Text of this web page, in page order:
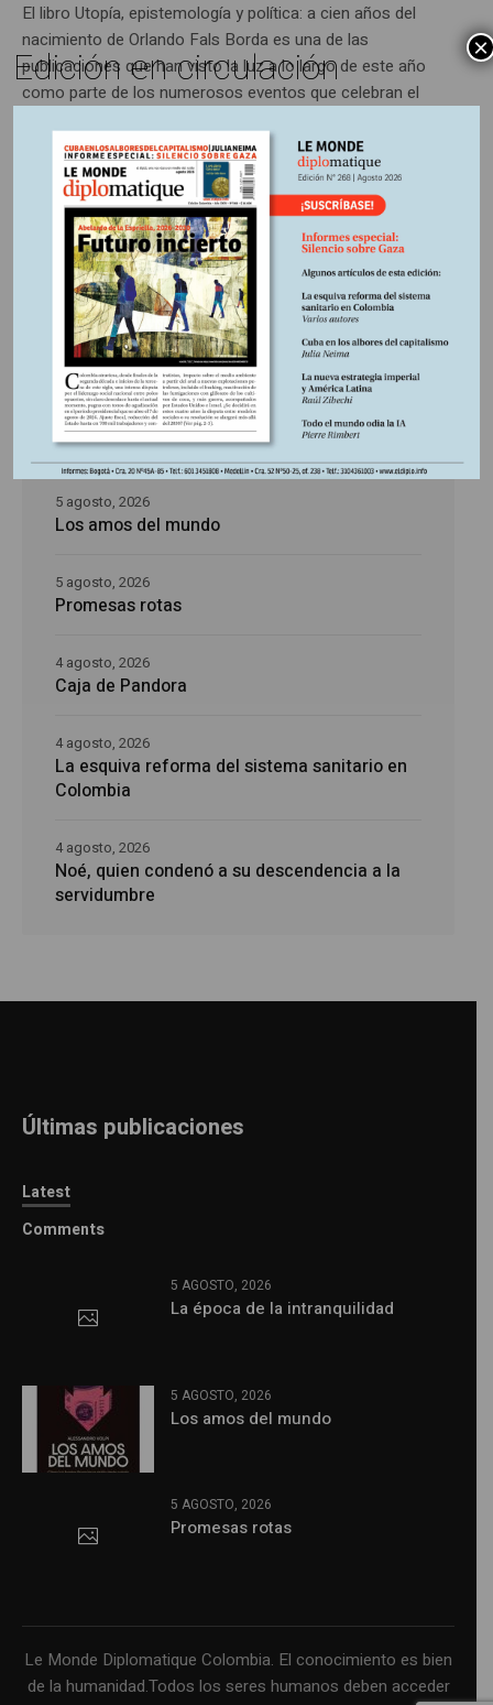
El libro Utopía, epistemología y política: a cien años del
nacimiento de Orlando Fals Borda es una de las
publicaciones que han visto la luz a lo largo de este año
como parte de los numerosos eventos que celebran el
2025 por desde abajo, la edición del...
Últimas publicaciones
La época de la intranquilidad
5 agosto, 2026
Los amos del mundo
5 agosto, 2026
Promesas rotas
5 agosto, 2026
Caja de Pandora
4 agosto, 2026
La esquiva reforma del sistema sanitario en
Colombia
4 agosto, 2026
Noé, quien condenó a su descendencia a la
servidumbre
4 agosto, 2026
Últimas publicaciones
Latest
Comments
5 AGOSTO, 2026
La época de la intranquilidad
5 AGOSTO, 2026
Los amos del mundo
5 AGOSTO, 2026
Promesas rotas
Le Monde Diplomatique Colombia. El conocimiento es bien
de la humanidad.Todos los seres humanos deben acceder
Edición en circulación ×